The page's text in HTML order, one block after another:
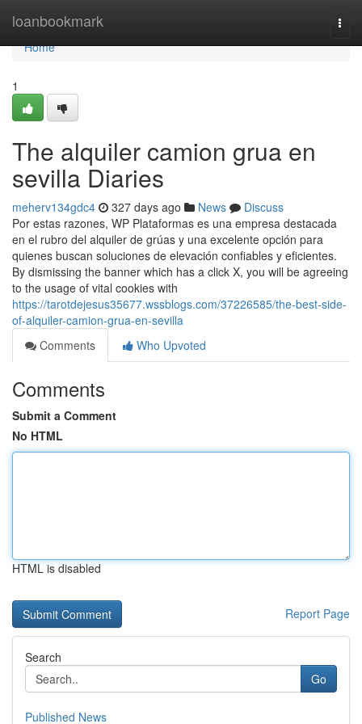
loanbookmark
Home
Home
1
The alquiler camion grua en
sevilla Diaries
meherv134gdc4 327 days ago News
Discuss
Por estas razones, WP Plataformas es una empresa destacada
en el rubro del alquiler de grúas y una excelente opción para
quienes buscan soluciones de elevación confiables y eficientes.
By dismissing the banner which has a click X, you will be agreeing
to the usage of vital cookies with
https://tarotdejesus35677.wssblogs.com/37226585/the-best-side-
of-alquiler-camion-grua-en-sevilla
Comments
Who Upvoted
Comments
Submit a Comment
No HTML
HTML is disabled
Report Page
Search
Go
Published News